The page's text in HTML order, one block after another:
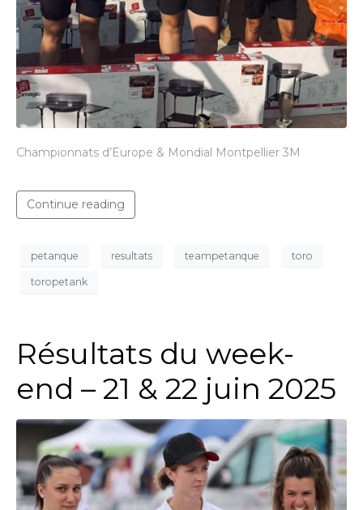
Championnats d’Europe & Mondial Montpellier 3M
Continue reading
petanque resultats teampetanque toro
toropetank
Résultats du week-
end – 21 & 22 juin 2025